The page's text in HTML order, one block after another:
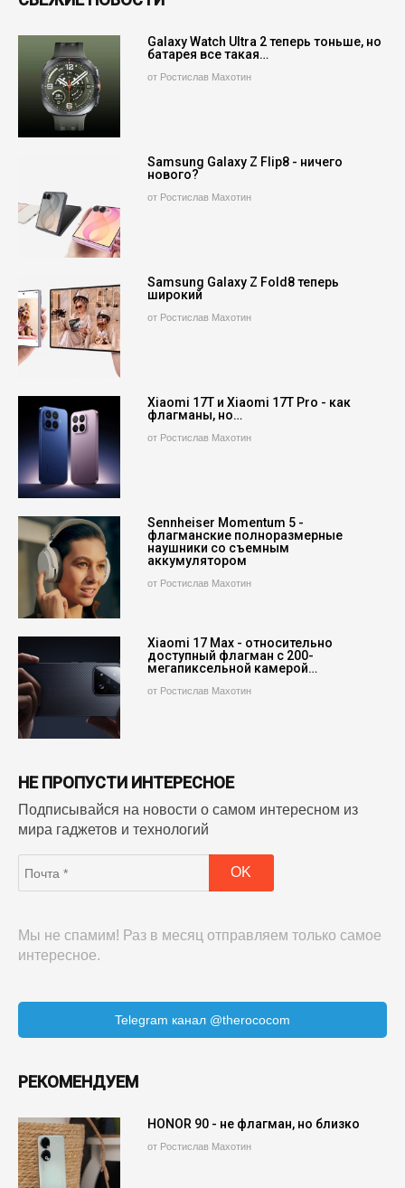
Galaxy Watch Ultra 2 теперь тоньше, но
батарея все такая…
от Ростислав Махотин
Samsung Galaxy Z Flip8 - ничего
нового?
от Ростислав Махотин
Samsung Galaxy Z Fold8 теперь
широкий
от Ростислав Махотин
Xiaomi 17T и Xiaomi 17T Pro - как
флагманы, но…
от Ростислав Махотин
Sennheiser Momentum 5 -
флагманские полноразмерные
наушники со съемным
аккумулятором
от Ростислав Махотин
Xiaomi 17 Max - относительно
доступный флагман с 200-
мегапиксельной камерой…
от Ростислав Махотин
НЕ ПРОПУСТИ ИНТЕРЕСНОЕ
Подписывайся на новости о самом интересном из
мира гаджетов и технологий
Мы не спамим! Раз в месяц отправляем только самое
интересное.
Telegram канал @therococom
РЕКОМЕНДУЕМ
HONOR 90 - не флагман, но близко
от Ростислав Махотин